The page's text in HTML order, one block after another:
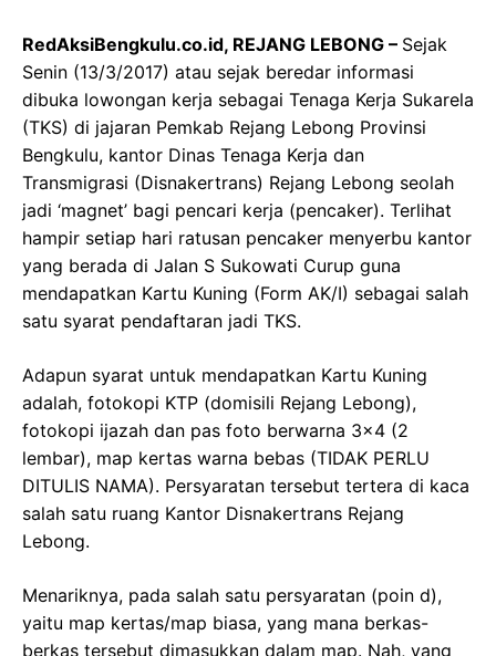
RedAksiBengkulu.co.id, REJANG LEBONG – Sejak
Senin (13/3/2017) atau sejak beredar informasi
dibuka lowongan kerja sebagai Tenaga Kerja Sukarela
(TKS) di jajaran Pemkab Rejang Lebong Provinsi
Bengkulu, kantor Dinas Tenaga Kerja dan
Transmigrasi (Disnakertrans) Rejang Lebong seolah
jadi ‘magnet’ bagi pencari kerja (pencaker). Terlihat
hampir setiap hari ratusan pencaker menyerbu kantor
yang berada di Jalan S Sukowati Curup guna
mendapatkan Kartu Kuning (Form AK/I) sebagai salah
satu syarat pendaftaran jadi TKS.
Adapun syarat untuk mendapatkan Kartu Kuning
adalah, fotokopi KTP (domisili Rejang Lebong),
fotokopi ijazah dan pas foto berwarna 3×4 (2
lembar), map kertas warna bebas (TIDAK PERLU
DITULIS NAMA). Persyaratan tersebut tertera di kaca
salah satu ruang Kantor Disnakertrans Rejang
Lebong.
Menariknya, pada salah satu persyaratan (poin d),
yaitu map kertas/map biasa, yang mana berkas-
berkas tersebut dimasukkan dalam map. Nah, yang